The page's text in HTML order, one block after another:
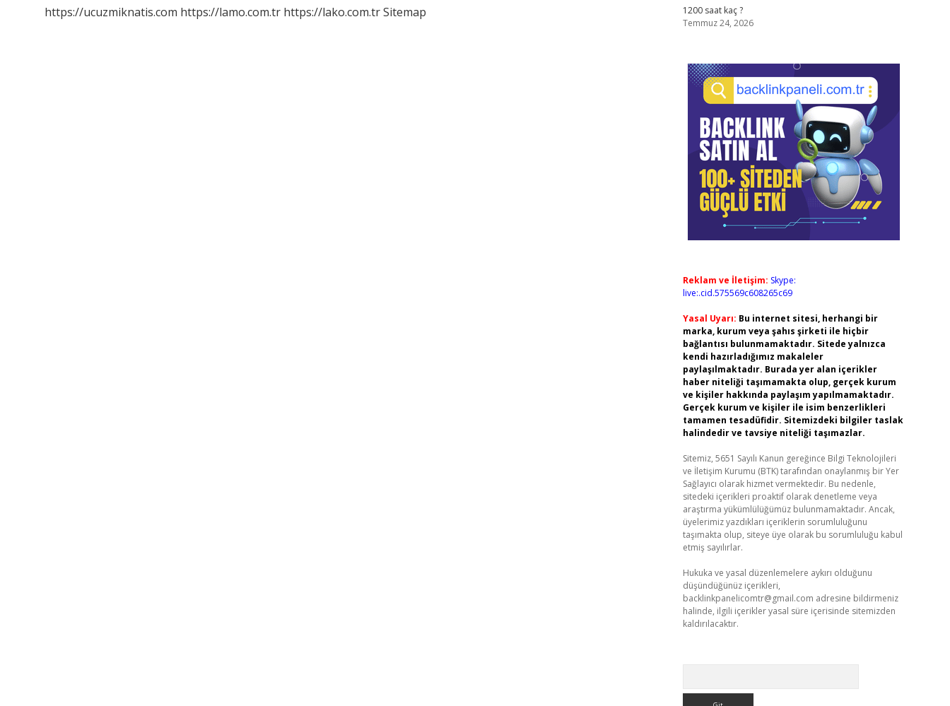
https://ucuzmiknatis.com https://lamo.com.tr https://lako.com.trSitemap
1200 saat kaç ?
Temmuz 24, 2026
Reklam ve İletişim: Skype:
live:.cid.575569c608265c69
Yasal Uyarı: Bu internet sitesi, herhangi bir
marka, kurum veya şahıs şirketi ile hiçbir
bağlantısı bulunmamaktadır. Sitede yalnızca
kendi hazırladığımız makaleler
paylaşılmaktadır. Burada yer alan içerikler
haber niteliği taşımamakta olup, gerçek kurum
ve kişiler hakkında paylaşım yapılmamaktadır.
Gerçek kurum ve kişiler ile isim benzerlikleri
tamamen tesadüfidir. Sitemizdeki bilgiler taslak
halindedir ve tavsiye niteliği taşımazlar.
Sitemiz, 5651 Sayılı Kanun gereğince Bilgi Teknolojileri
ve İletişim Kurumu (BTK) tarafından onaylanmış bir Yer
Sağlayıcı olarak hizmet vermektedir. Bu nedenle,
sitedeki içerikleri proaktif olarak denetleme veya
araştırma yükümlülüğümüz bulunmamaktadır. Ancak,
üyelerimiz yazdıkları içeriklerin sorumluluğunu
taşımakta olup, siteye üye olarak bu sorumluluğu kabul
etmiş sayılırlar.
Hukuka ve yasal düzenlemelere aykırı olduğunu
düşündüğünüz içerikleri,
backlinkpanelicomtr@gmail.com adresine bildirmeniz
halinde, ilgili içerikler yasal süre içerisinde sitemizden
kaldırılacaktır.